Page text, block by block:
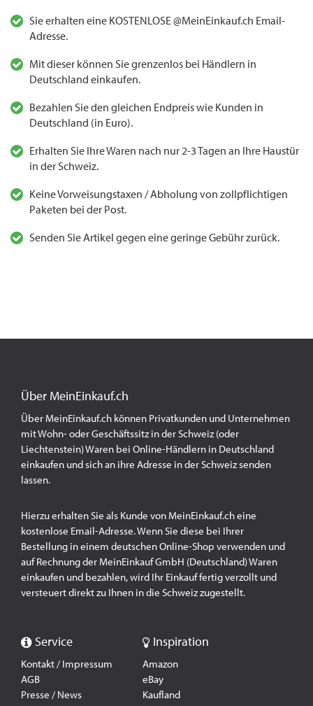
Sie erhalten eine KOSTENLOSE @MeinEinkauf.ch Email-
Adresse.
Mit dieser können Sie grenzenlos bei Händlern in
Deutschland einkaufen.
Bezahlen Sie den gleichen Endpreis wie Kunden in
Deutschland (in Euro).
Erhalten Sie Ihre Waren nach nur 2-3 Tagen an Ihre Haustür
in der Schweiz.
Keine Vorweisungstaxen / Abholung von zollpflichtigen
Paketen bei der Post.
Senden Sie Artikel gegen eine geringe Gebühr zurück.
Über MeinEinkauf.ch
Über MeinEinkauf.ch können Privatkunden und Unternehmen
mit Wohn- oder Geschäftssitz in der Schweiz (oder
Liechtenstein) Waren bei Online-Händlern in Deutschland
einkaufen und sich an ihre Adresse in der Schweiz senden
lassen.
Hierzu erhalten Sie als Kunde von MeinEinkauf.ch eine
kostenlose Email-Adresse. Wenn Sie diese bei Ihrer
Bestellung in einem deutschen Online-Shop verwenden und
auf Rechnung der MeinEinkauf GmbH (Deutschland) Waren
einkaufen und bezahlen, wird Ihr Einkauf fertig verzollt und
versteuert direkt zu Ihnen in die Schweiz zugestellt.
Service
Kontakt / Impressum
AGB
Presse / News
Inspiration
Amazon
eBay
Kaufland